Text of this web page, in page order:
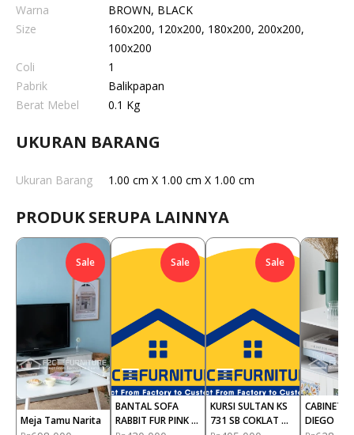
Warna
BROWN, BLACK
Size
160x200, 120x200, 180x200, 200x200,
100x200
Coli
1
Pabrik
Balikpapan
Berat Mebel
0.1 Kg
UKURAN BARANG
Ukuran Barang 1.00 cm X 1.00 cm X 1.00 cm
PRODUK SERUPA LAINNYA
Sale
Meja Tamu Narita
Sale
BANTAL SOFA
RABBIT FUR PINK
Sale
KURSI SULTAN KS
731 SB COKLAT
CABINET
DIEGO